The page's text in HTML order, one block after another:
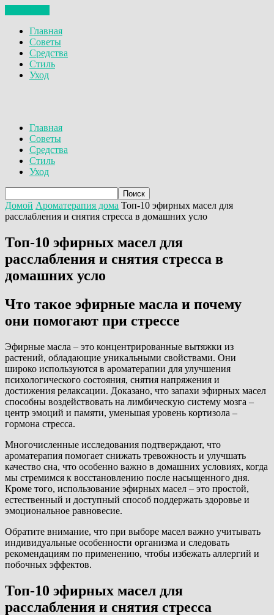
Главная
Советы
Средства
Стиль
Уход
Главная
Советы
Средства
Стиль
Уход
Домой Ароматерапия дома Топ-10 эфирных масел для
расслабления и снятия стресса в домашних усло
Топ-10 эфирных масел для
расслабления и снятия стресса в
домашних усло
Что такое эфирные масла и почему
они помогают при стрессе
Эфирные масла – это концентрированные вытяжки из
растений, обладающие уникальными свойствами. Они
широко используются в ароматерапии для улучшения
психологического состояния, снятия напряжения и
достижения релаксации. Доказано, что запахи эфирных масел
способны воздействовать на лимбическую систему мозга –
центр эмоций и памяти, уменьшая уровень кортизола –
гормона стресса.
Многочисленные исследования подтверждают, что
ароматерапия помогает снижать тревожность и улучшать
качество сна, что особенно важно в домашних условиях, когда
мы стремимся к восстановлению после насыщенного дня.
Кроме того, использование эфирных масел – это простой,
естественный и доступный способ поддержать здоровье и
эмоциональное равновесие.
Обратите внимание, что при выборе масел важно учитывать
индивидуальные особенности организма и следовать
рекомендациям по применению, чтобы избежать аллергий и
побочных эффектов.
Топ-10 эфирных масел для
расслабления и снятия стресса